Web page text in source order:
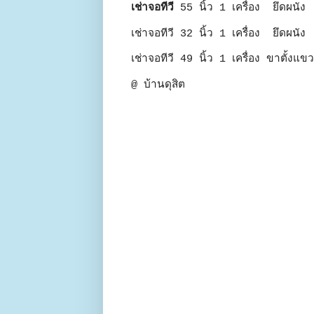
เช่าจอทีวี 55 นิ้ว 1 เครื่อง ยึดผนัง
เช่าจอทีวี 32 นิ้ว 1 เครื่อง ยึดผนัง
เช่าจอทีวี 49 นิ้ว 1 เครื่อง ขาตั้งแ
@ บ้านดุสิต